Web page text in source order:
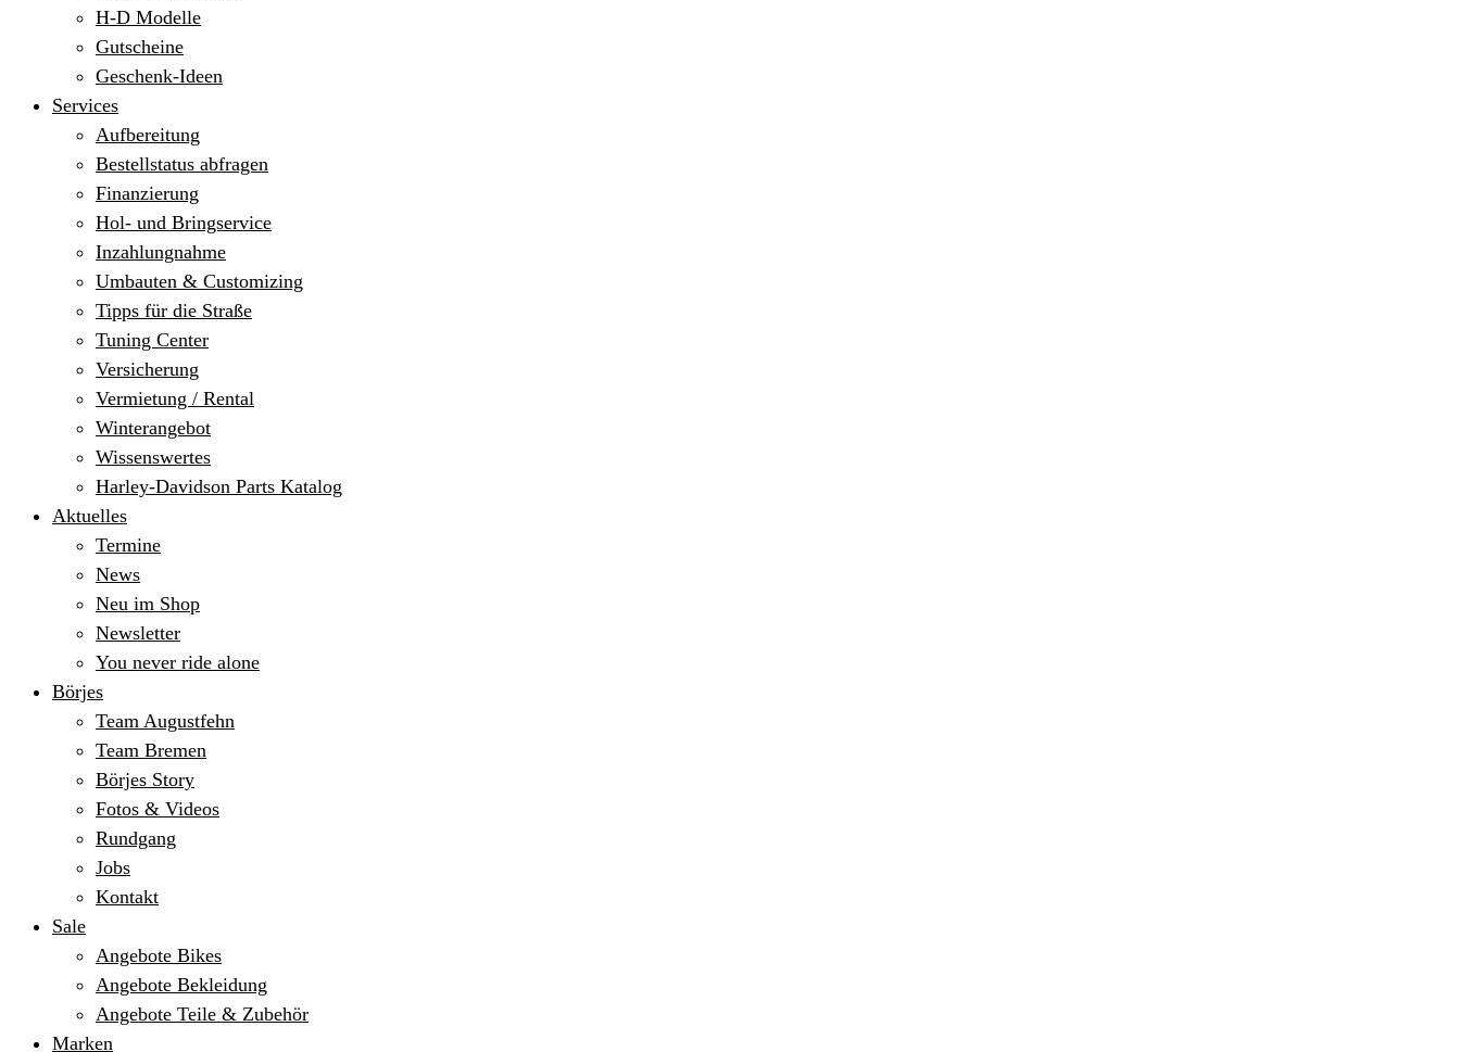
H-D Modelle
Gutscheine
Geschenk-Ideen
Services
Aufbereitung
Bestellstatus abfragen
Finanzierung
Hol- und Bringservice
Inzahlungnahme
Umbauten & Customizing
Tipps für die Straße
Tuning Center
Versicherung
Vermietung / Rental
Winterangebot
Wissenswertes
Harley-Davidson Parts Katalog
Aktuelles
Termine
News
Neu im Shop
Newsletter
You never ride alone
Börjes
Team Augustfehn
Team Bremen
Börjes Story
Fotos & Videos
Rundgang
Jobs
Kontakt
Sale
Angebote Bikes
Angebote Bekleidung
Angebote Teile & Zubehör
Marken